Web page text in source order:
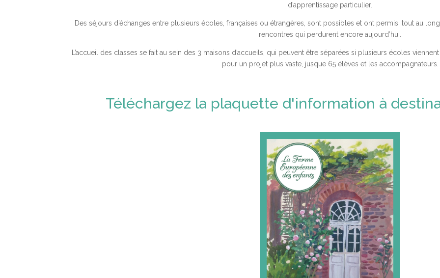
d’apprentissage particulier.
Des séjours d’échanges entre plusieurs écoles, françaises ou étrangères, sont possibles et ont permis, tout au
rencontres qui perdurent encore aujourd’hui.
L’accueil des classes se fait au sein des 3 maisons d’accueils, qui peuvent être séparées si plusieurs écoles
pour un projet plus vaste, jusque 65 élèves et les accompagnateurs.
Téléchargez la plaquette d'information à